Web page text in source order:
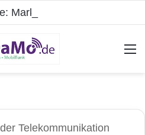
Telekommunikation